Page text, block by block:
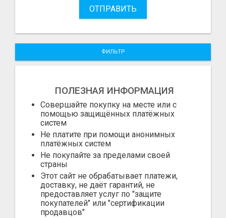
ОТПРАВИТЬ
ФИЛЬТР
ПОЛЕЗНАЯ ИНФОРМАЦИЯ
Совершайте покупку на месте или с
помощью защищённых платёжных
систем
Не платите при помощи анонимных
платёжных систем
Не покупайте за пределами своей
страны
Этот сайт не обрабатывает платежи,
доставку, не даёт гарантий, не
предоставляет услуг по "защите
покупателей" или "сертификации
продавцов"